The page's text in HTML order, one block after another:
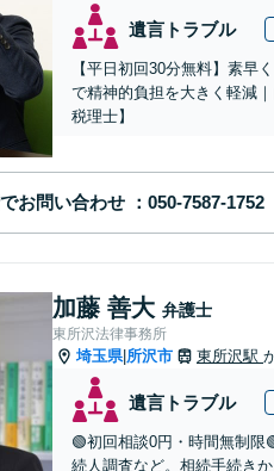
遺言トラブル
【平日初回30分無料】素早
で精神的負担を大きく軽減
税理士】
お問い合わせ
加藤 善大 弁護士
東所沢法律事務所
埼玉県| 所沢市 東所沢駅
遺言トラブル
🟢初回相談0円・時間無制限
続人調査など。相続手続き